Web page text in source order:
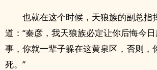
也就在这个时候，天狼族的副总指
道：“秦彦，我天狼族必定让你后悔今
事，你就一辈子躲在这黄泉区，否则，
死。”